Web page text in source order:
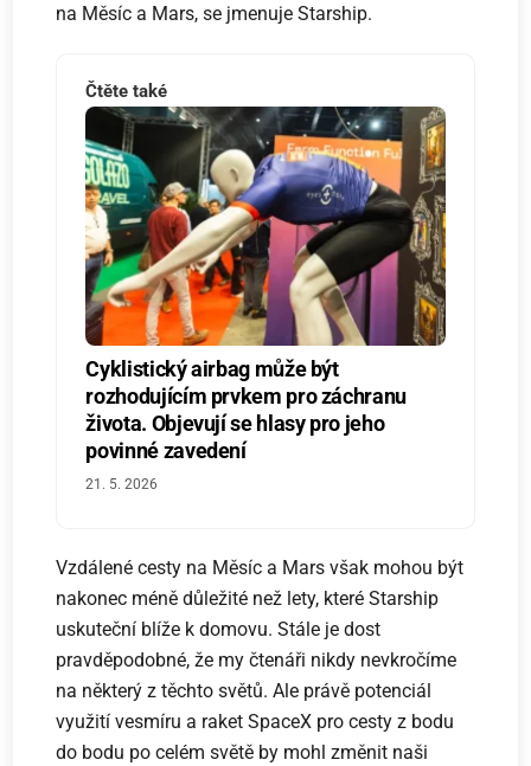
na Měsíc a Mars, se jmenuje Starship.
Čtěte také
Cyklistický airbag může být
rozhodujícím prvkem pro záchranu
života. Objevují se hlasy pro jeho
povinné zavedení
21. 5. 2026
Vzdálené cesty na Měsíc a Mars však mohou být
nakonec méně důležité než lety, které Starship
uskuteční blíže k domovu. Stále je dost
pravděpodobné, že my čtenáři nikdy nevkročíme
na některý z těchto světů. Ale právě potenciál
využití vesmíru a raket SpaceX pro cesty z bodu
do bodu po celém světě by mohl změnit naši